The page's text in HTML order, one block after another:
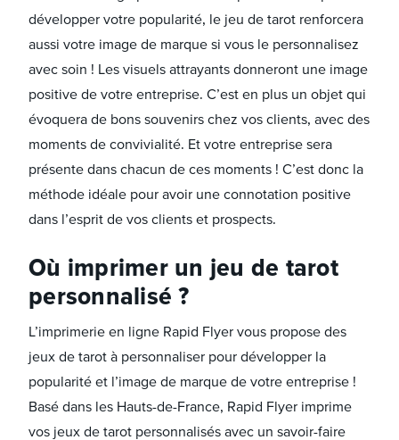
développer votre popularité, le jeu de tarot renforcera
aussi votre image de marque si vous le personnalisez
avec soin ! Les visuels attrayants donneront une image
positive de votre entreprise. C’est en plus un objet qui
évoquera de bons souvenirs chez vos clients, avec des
moments de convivialité. Et votre entreprise sera
présente dans chacun de ces moments ! C’est donc la
méthode idéale pour avoir une connotation positive
dans l’esprit de vos clients et prospects.
Où imprimer un jeu de tarot
personnalisé ?
L’imprimerie en ligne Rapid Flyer vous propose des
jeux de tarot à personnaliser pour développer la
popularité et l’image de marque de votre entreprise !
Basé dans les Hauts-de-France, Rapid Flyer imprime
vos jeux de tarot personnalisés avec un savoir-faire